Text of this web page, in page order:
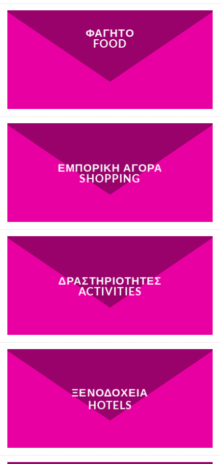
ΦΑΓΗΤΟ
FOOD
ΕΜΠΟΡΙΚΗ ΑΓΟΡΑ
SHOPPING
ΔΡΑΣΤΗΡΙΟΤΗΤΕΣ
ACTIVITIES
ΞΕΝΟΔΟΧΕΙΑ
HOTELS